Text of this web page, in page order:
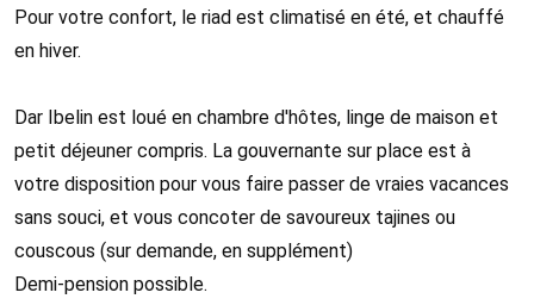
Pour votre confort, le riad est climatisé en été, et chauffé
en hiver.
Dar Ibelin est loué en chambre d'hôtes, linge de maison et
petit déjeuner compris. La gouvernante sur place est à
votre disposition pour vous faire passer de vraies vacances
sans souci, et vous concoter de savoureux tajines ou
couscous (sur demande, en supplément)
Demi-pension possible.